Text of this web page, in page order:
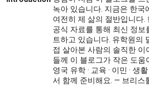
녹아 있습니다. 지금은 한국
여전히 제 삶의 절반입니다.
공식 자료를 통해 최신 정보
트하고 있습니다. 유학원의
접 살아본 사람의 솔직한 이
들께 이 블로그가 작은 도움
영국 유학 · 교육 · 이민 · 생
서 함께 준비해요. — 브리스